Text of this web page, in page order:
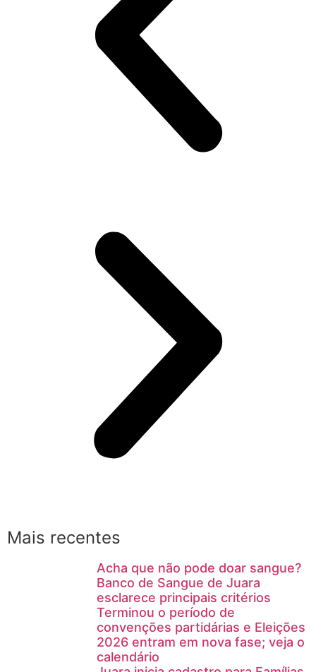
Mais recentes
Acha que não pode doar sangue?
Banco de Sangue de Juara
esclarece principais critérios
Terminou o período de
convenções partidárias e Eleições
2026 entram em nova fase; veja o
calendário